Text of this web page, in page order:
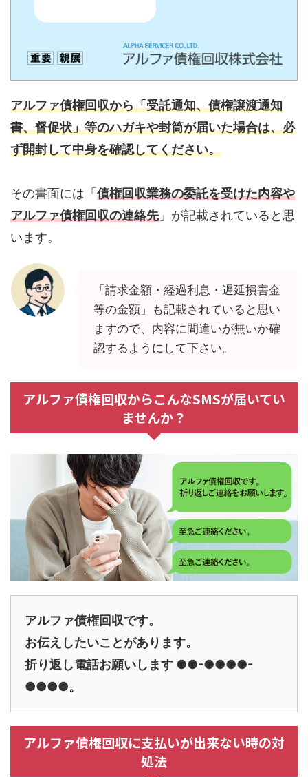
アルファ債権回収から「受託通知、債権譲渡通知
書、督促状」等のハガキや封筒が届いた場合は、必
ず開封して中身を確認してください。
その書面には「 債権回収業務の委託を受けた内容や
アルファ債権回収の連絡先」が記載されていると思
います。
「請求金額・経過利息・遅延損害金
等の金額」も記載されていると思い
ますので、内容に間違いが無いか確
認するようにして下さい。
アルファ債権回収からこんなSMSが届いてい
ませんか？
アルファ債権回収です。
お伝えしたいことがあります。
折り返し電話お願いします ●●-●●●●-
●●●●。
アルファ債権回収に支払いが出来ない時の対
処法